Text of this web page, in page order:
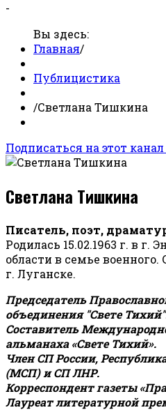
-
Вы здесь:
Главная/
Публицистика
/Светлана Тишкина
Подписаться на этот канал
Светлана Тишкина
Писатель, поэт,
Родилась 15.02.1963 г. в г.
области в семье военного.
г. Луганске.
Председатель
объединения "Свете
Составитель
альманаха «Свете Тихий».
Член СП России,
(МСП) и СП ЛНР.
Корреспондент газеты
Лауреат литературной